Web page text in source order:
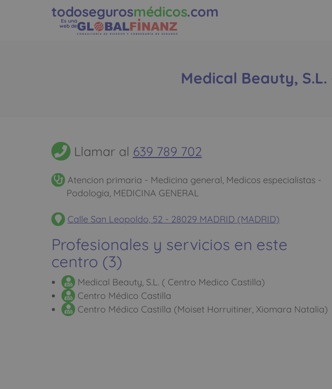
todosegurosmédicos.com
Es una
web de
Medical Beauty,
Llamar al 639 789 702
Atencion primaria - Medicina general, Medicos especialistas -
Podologia, MEDICINA GENERAL
Calle San Leopoldo, 52 - 28029 MADRID (MADRID)
Profesionales y servicios en este
centro (3)
Medical Beauty, S.L. ( Centro Medico Castilla)
Centro Médico Castilla
Centro Médico Castilla (Moiset Horruitiner, Xiomara Natalia)